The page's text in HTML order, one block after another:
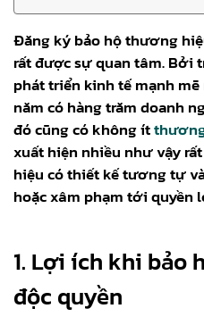
Đăng ký bảo hộ thương
rất được sự quan tâm. Bởi
phát triển kinh tế mạnh
năm có hàng trăm doanh
đó cũng có không ít
xuất hiện nhiều như vậy
hiệu có thiết kế tương tự
hoặc xâm phạm tới quyền
1. Lợi ích khi bảo
độc quyền